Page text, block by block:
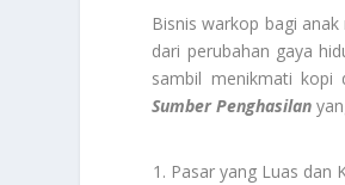
Bisnis warkop bagi
dari perubahan gaya
sambil menikmati
Sumber Penghasilan
Pasar yang Luas dan